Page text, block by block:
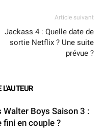
Article suivant
Jackass 4 : Quelle date de
sortie Netflix ? Une suite
prévue ?
L'AUTEUR
Walter Boys Saison 3 :
fini en couple ?